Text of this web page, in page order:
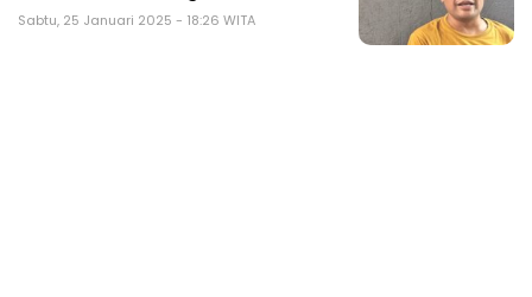
Sabtu, 25 Januari 2025 - 18:26 WITA